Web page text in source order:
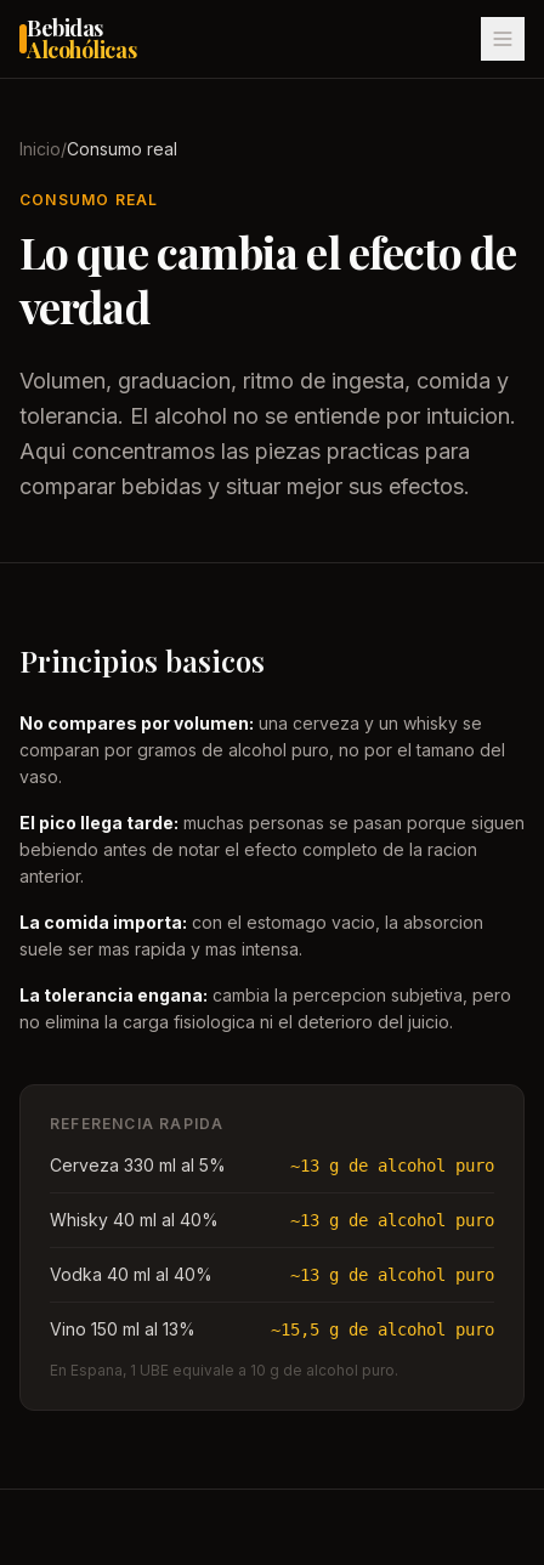
Bebidas
Alcohólicas
Inicio/Consumo real
CONSUMO REAL
Lo que cambia el efecto de
verdad
Volumen, graduacion, ritmo de ingesta, comida y
tolerancia. El alcohol no se entiende por intuicion.
Aqui concentramos las piezas practicas para
comparar bebidas y situar mejor sus efectos.
Principios basicos
No compares por volumen: una cerveza y un whisky se
comparan por gramos de alcohol puro, no por el tamano del
vaso.
El pico llega tarde: muchas personas se pasan porque siguen
bebiendo antes de notar el efecto completo de la racion
anterior.
La comida importa: con el estomago vacio, la absorcion
suele ser mas rapida y mas intensa.
La tolerancia engana: cambia la percepcion subjetiva, pero
no elimina la carga fisiologica ni el deterioro del juicio.
REFERENCIA RAPIDA
Cerveza 330 ml al 5% ~13 g de alcohol puro
Whisky 40 ml al 40% ~13 g de alcohol puro
Vodka 40 ml al 40% ~13 g de alcohol puro
Vino 150 ml al 13% ~15,5 g de alcohol puro
En Espana, 1 UBE equivale a 10 g de alcohol puro.